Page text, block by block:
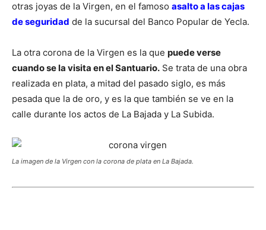
otras joyas de la Virgen, en el famoso asalto a las cajas
de seguridad de la sucursal del Banco Popular de Yecla.
La otra corona de la Virgen es la que puede verse
cuando se la visita en el Santuario. Se trata de una obra
realizada en plata, a mitad del pasado siglo, es más
pesada que la de oro, y es la que también se ve en la
calle durante los actos de La Bajada y La Subida.
La imagen de la Virgen con la corona de plata en La Bajada.